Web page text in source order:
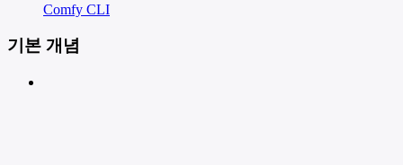
Comfy CLI
기본 개념